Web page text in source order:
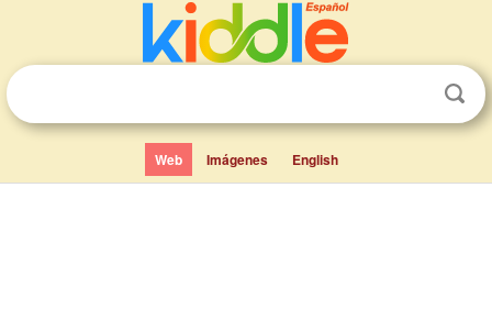
Web Imágenes English